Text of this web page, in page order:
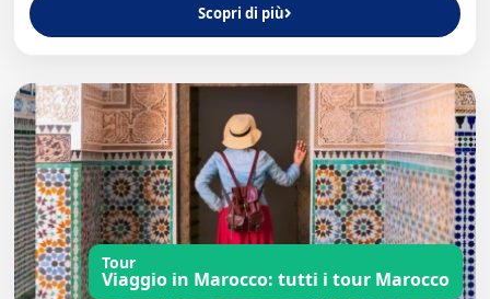
Scopri di più
Tour
Viaggio in Marocco: tutti i tour Marocco